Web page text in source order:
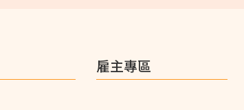
雇主專區